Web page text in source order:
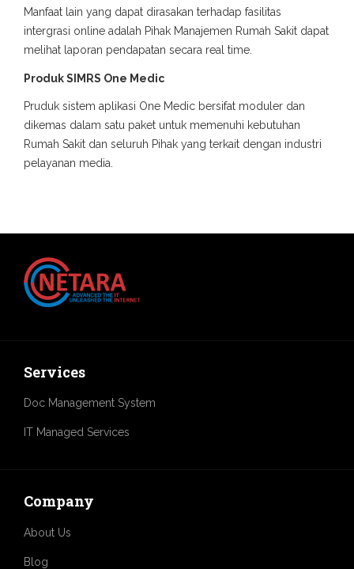
Manfaat lain yang dapat dirasakan terhadap fasilitas
intergrasi online adalah Pihak Manajemen Rumah Sakit dapat
melihat laporan pendapatan secara real time.
Produk SIMRS One Medic
Pruduk sistem aplikasi One Medic bersifat moduler dan
dikemas dalam satu paket untuk memenuhi kebutuhan
Rumah Sakit dan seluruh Pihak yang terkait dengan industri
pelayanan media.
Services
Doc Management System
IT Managed Services
Company
About Us
Blog